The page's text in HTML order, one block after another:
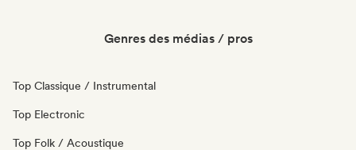
Genres des médias / pros
Top Classique / Instrumental
Top Electronic
Top Folk / Acoustique